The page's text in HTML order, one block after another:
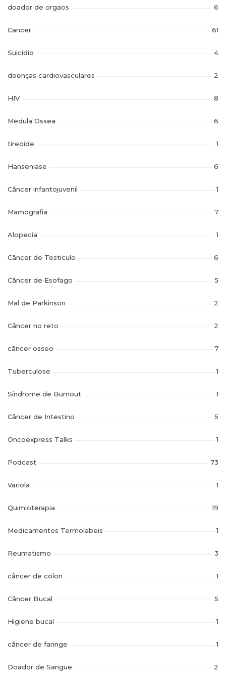
doador de orgaos 6
Cancer 61
Suicidio 4
doenças cardiovasculares 2
HIV 8
Medula Ossea 6
tireoide 1
Hanseniase 6
Câncer infantojuvenil 1
Mamografia 7
Alopecia 1
Câncer de Testiculo 6
Câncer de Esofago 5
Mal de Parkinson 2
Câncer no reto 2
câncer osseo 7
Tuberculose 1
Síndrome de Burnout 1
Câncer de Intestino 5
Oncoexpress Talks 1
Podcast 73
Variola 1
Quimioterapia 19
Medicamentos Termolabeis 1
Reumatismo 3
câncer de colon 1
Câncer Bucal 5
Higiene bucal 1
câncer de faringe 1
Doador de Sangue 2